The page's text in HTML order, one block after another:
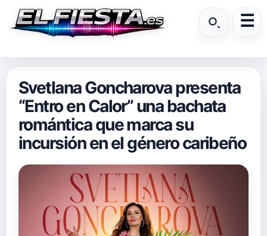
Svetlana Goncharova presenta
“Entro en Calor” una bachata
romántica que marca su
incursión en el género caribeño